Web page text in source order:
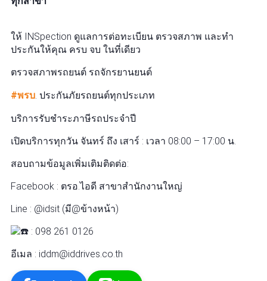
ให้ INSpection ดูแลการต่อทะเบียน ตรวจสภาพ และทำ
ประกันให้คุณ ครบ จบ ในที่เดียว
ตรวจสภาพรถยนต์ รถจักรยานยนต์
#พรบ. ประกันภัยรถยนต์ทุกประเภท
บริการรับชำระภาษีรถประจำปี
เปิดบริการทุกวัน จันทร์ ถึง เสาร์ : เวลา 08:00 – 17:00 น.
สอบถามข้อมูลเพิ่มเติมติดต่อ:
Facebook : ตรอ.ไอดี สาขาสำนักงานใหญ่
Line : @idsit (มี@ข้างหน้า)
: 098 261 0126
อีเมล : iddm@iddrives.co.th